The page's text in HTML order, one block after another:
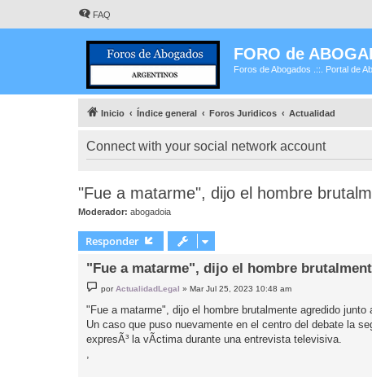
FAQ
FORO de
Foros de Abogados .::. Portal de
Inicio Índice general Foros Juridicos Actualidad
Connect with your social network account
"Fue a matarme", dijo el hombre
Moderador: abogadoia
Responder
"Fue a matarme", dijo el hombre
e
s
a
e
por ActualidadLegal »Mar Jul 25, 2023 10:48 am
"Fue a matarme", dijo el hombre brutalmente agredido junto
Un caso que puso nuevamente en el centro del debate la
expresÃ³ la vÃ­ctima durante una entrevista televisiva.